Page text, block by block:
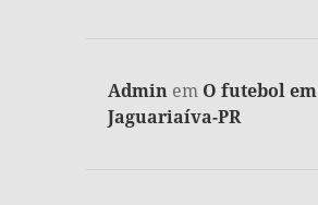
Admin em O futebol em
Jaguariaíva-PR